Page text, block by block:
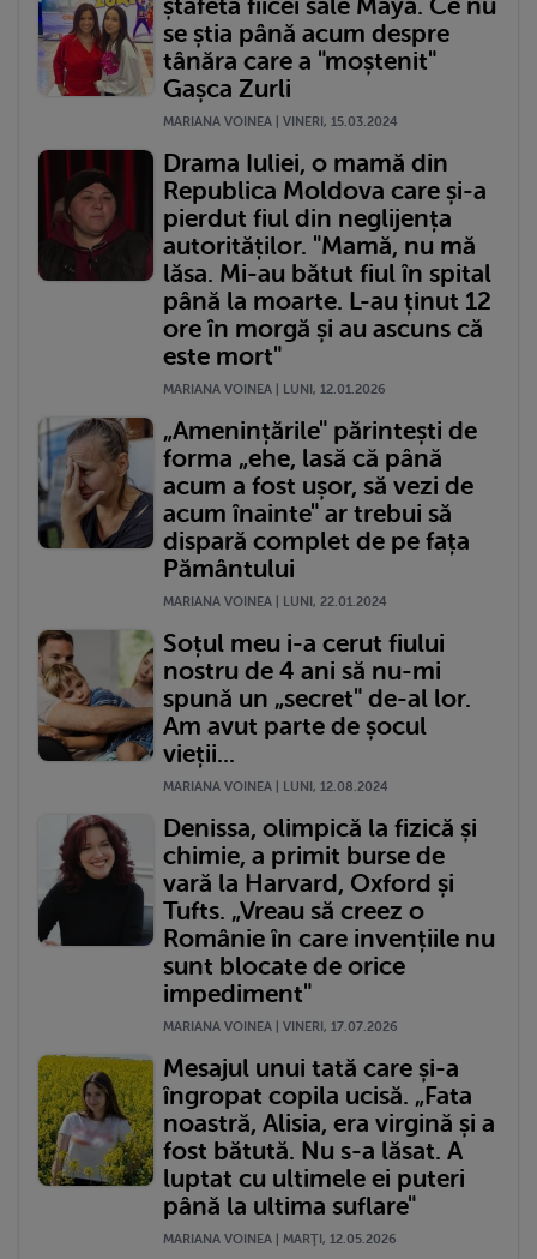
ștafeta fiicei sale Maya. Ce nu
se știa până acum despre
tânăra care a "moștenit"
Gașca Zurli
MARIANA VOINEA | VINERI, 15.03.2024
Drama Iuliei, o mamă din
Republica Moldova care și-a
pierdut fiul din neglijența
autorităților. "Mamă, nu mă
lăsa. Mi-au bătut fiul în spital
până la moarte. L-au ținut 12
ore în morgă și au ascuns că
este mort"
MARIANA VOINEA | LUNI, 12.01.2026
„Amenințările" părintești de
forma „ehe, lasă că până
acum a fost ușor, să vezi de
acum înainte" ar trebui să
dispară complet de pe fața
Pământului
MARIANA VOINEA | LUNI, 22.01.2024
Soțul meu i-a cerut fiului
nostru de 4 ani să nu-mi
spună un „secret" de-al lor.
Am avut parte de șocul
vieții...
MARIANA VOINEA | LUNI, 12.08.2024
Denissa, olimpică la fizică și
chimie, a primit burse de
vară la Harvard, Oxford și
Tufts. „Vreau să creez o
Românie în care invențiile nu
sunt blocate de orice
impediment"
MARIANA VOINEA | VINERI, 17.07.2026
Mesajul unui tată care și-a
îngropat copila ucisă. „Fata
noastră, Alisia, era virgină și a
fost bătută. Nu s-a lăsat. A
luptat cu ultimele ei puteri
până la ultima suflare"
MARIANA VOINEA | MARŢI, 12.05.2026